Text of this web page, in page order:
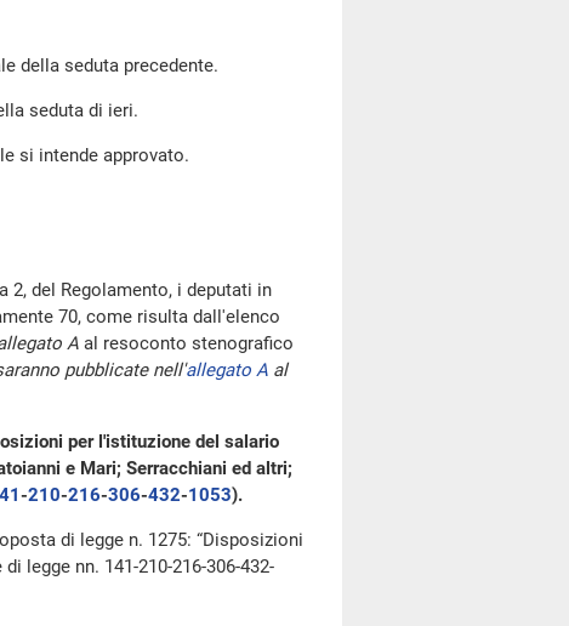
della seduta precedente.
seduta di ieri.
si intende approvato.
2, del Regolamento, i deputati in
70, come risulta dall'elenco
A al resoconto stenografico
pubblicate nell'allegato A al
per l'istituzione del salario
e Mari; Serracchiani ed altri;
​-210​-216​-306​-432​-1053​).
di legge n. 1275: “Disposizioni
legge nn. 141-210-216-306-432-